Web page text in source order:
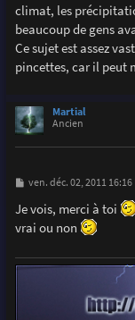
climat, les
beaucoup de gens
Ce sujet est assez
pincettes, car il peut
Martial
Ancien
M
s
s
a
ven. déc. 02, 2011 16:16
Je vois, merci à toi
vrai ou non